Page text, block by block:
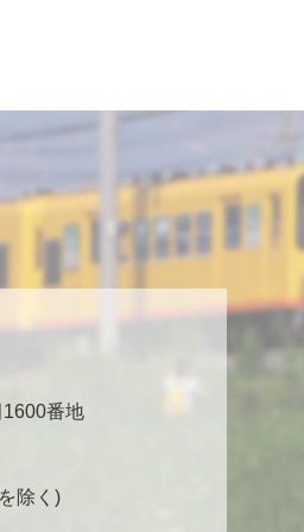
番地
除く)